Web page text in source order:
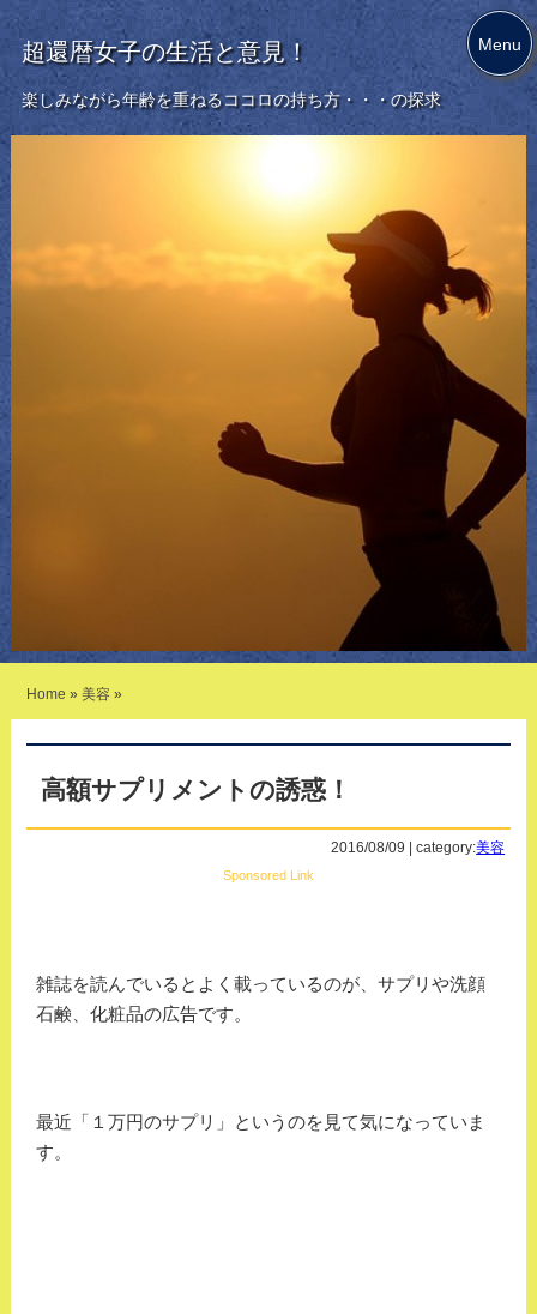
超還暦女子の生活と意見！
楽しみながら年齢を重ねるココロの持ち方・・・の探求
Home » 美容 »
高額サプリメントの誘惑！
2016/08/09 | category:美容
Sponsored Link
雑誌を読んでいるとよく載っているのが、サプリや洗顔
石鹸、化粧品の広告です。
最近「１万円のサプリ」というのを見て気になっていま
す。
Menu